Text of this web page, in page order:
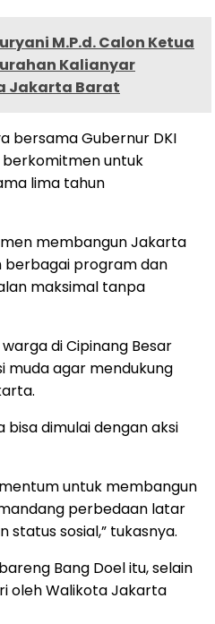
M.P.d. Calon Ketua
Kalianyar
Jakarta Barat
bersama Gubernur DKI
berkomitmen untuk
lima tahun
membangun Jakarta
berbagai program dan
maksimal tanpa
di Cipinang Besar
muda agar mendukung
bisa dimulai dengan aksi
untuk membangun
perbedaan latar
status sosial,” tukasnya.
Bang Doel itu, selain
oleh Walikota Jakarta